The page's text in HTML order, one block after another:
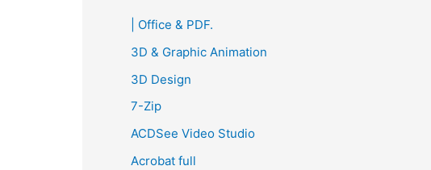
h
f
o
r
| Office & PDF.
3D & Graphic Animation
3D Design
7-Zip
ACDSee Video Studio
Acrobat full